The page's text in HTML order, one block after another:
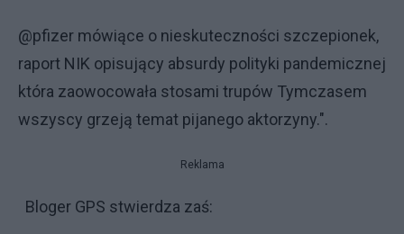
@pfizer mówiące o nieskuteczności szczepionek,
raport NIK opisujący absurdy polityki pandemicznej
która zaowocowała stosami trupów Tymczasem
wszyscy grzeją temat pijanego aktorzyny.".
Reklama
Bloger GPS stwierdza zaś: